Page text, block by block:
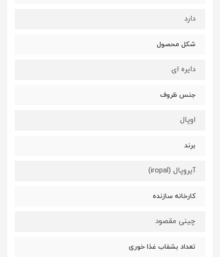
دارد
شکل محصول
دایره ای
جنس ظروف
اوپال
برند
آیروپال (iropal)
کارخانه سازنده
چینی مقصود
تعداد بشقاب غذا خوری